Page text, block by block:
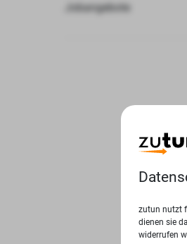
Jobangebote
zutun nutzt
dienen sie
widerrufen